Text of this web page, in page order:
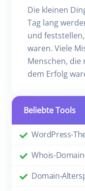
Die kleinen
Tag lang
und
waren. Viele
Menschen, die
dem Erfolg
Beliebte Tools
WordPress-
Whois-
Domain-